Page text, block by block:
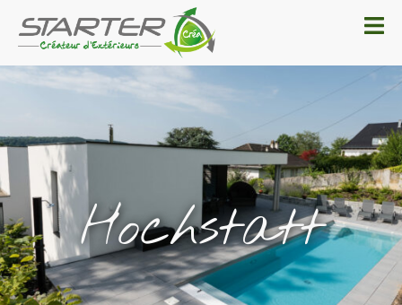
Hochstatt